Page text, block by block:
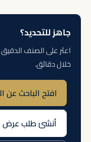
جاهز للتحديد؟
اعثر على الصنف
خلال دقائق.
افتح الباحث عن
أنشئ طلب عرض